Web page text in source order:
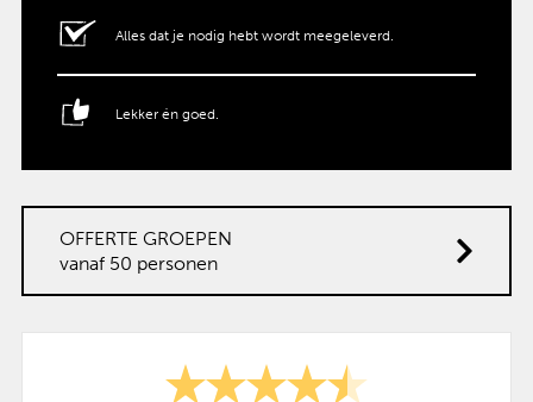
Alles dat je nodig hebt wordt meegeleverd.
Lekker én goed.
OFFERTE GROEPEN
vanaf 50 personen